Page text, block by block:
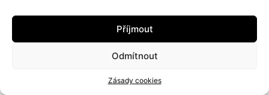
Příjmout
Odmítnout
Zásady cookies
me@radimhejda.cz